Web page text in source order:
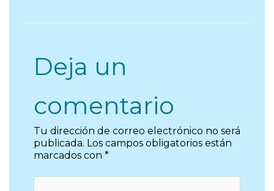
Deja un
comentario
Tu dirección de correo electrónico no será
publicada. Los campos obligatorios están
marcados con *